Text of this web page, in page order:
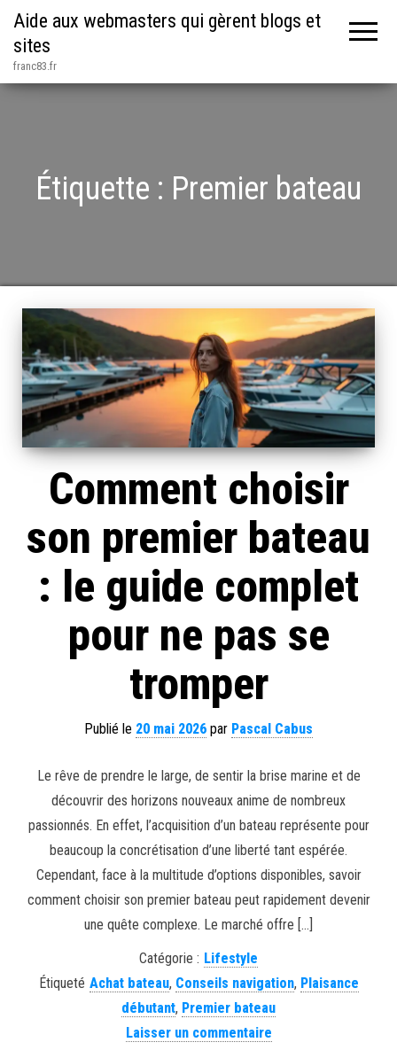
Aide aux webmasters qui gèrent blogs et
sites
franc83.fr
Étiquette : Premier bateau
Comment choisir
son premier bateau
: le guide complet
pour ne pas se
tromper
Publié le 20 mai 2026 par Pascal Cabus
Le rêve de prendre le large, de sentir la brise marine et de
découvrir des horizons nouveaux anime de nombreux
passionnés. En effet, l’acquisition d’un bateau représente pour
beaucoup la concrétisation d’une liberté tant espérée.
Cependant, face à la multitude d’options disponibles, savoir
comment choisir son premier bateau peut rapidement devenir
une quête complexe. Le marché offre […]
Catégorie : Lifestyle
Étiqueté Achat bateau, Conseils navigation, Plaisance
débutant, Premier bateau
Laisser un commentaire